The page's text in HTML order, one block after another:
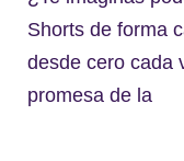
Shorts de forma
desde cero cada
promesa de la